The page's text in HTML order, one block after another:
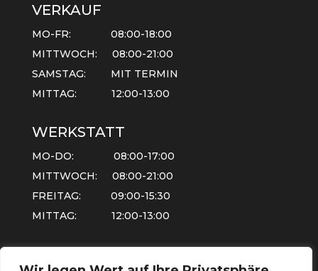
VERKAUF
MO-FR: 08:00-18:00
MITTWOCH: 08:00-21:00
SAMSTAG: MIT TERMIN
MITTAG: 12:00-13:00
WERKSTATT
MO-DO: 08:00-17:00
MITTWOCH: 08:00-21:00
FREITAG: 09:00-15:30
MITTAG: 12:00-13:00